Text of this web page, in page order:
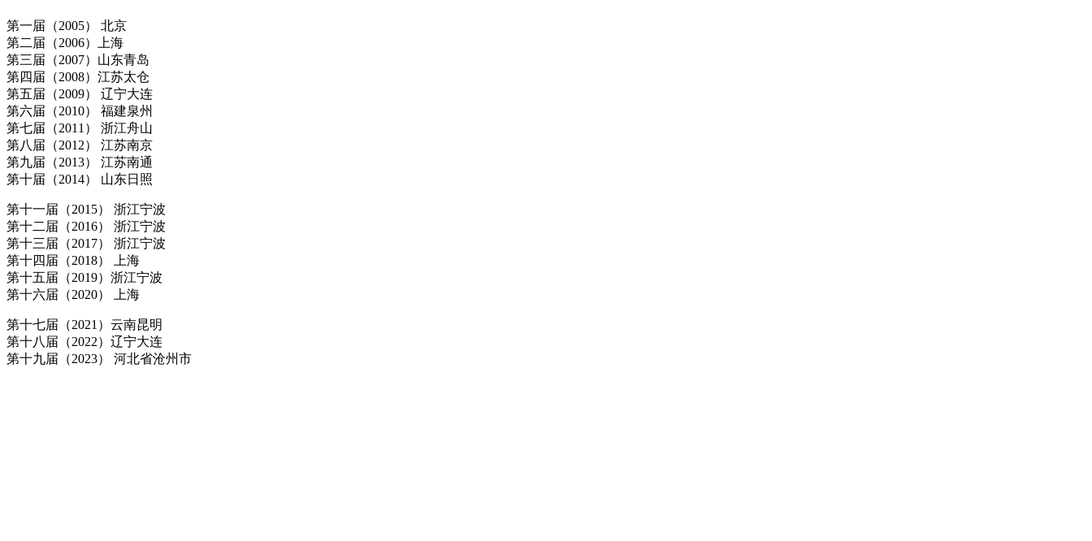
第一届（2005） 北京
第二届（2006）上海
第三届（2007）山东青岛
第四届（2008）江苏太仓
第五届（2009） 辽宁大连
第六届（2010） 福建泉州
第七届（2011） 浙江舟山
第八届（2012） 江苏南京
第九届（2013） 江苏南通
第十届（2014） 山东日照
第十一届（2015） 浙江宁波
第十二届（2016） 浙江宁波
第十三届（2017） 浙江宁波
第十四届（2018） 上海
第十五届（2019）浙江宁波
第十六届（2020） 上海
第十七届（2021）云南昆明
第十八届（2022）辽宁大连
第十九届（2023） 河北省沧州市